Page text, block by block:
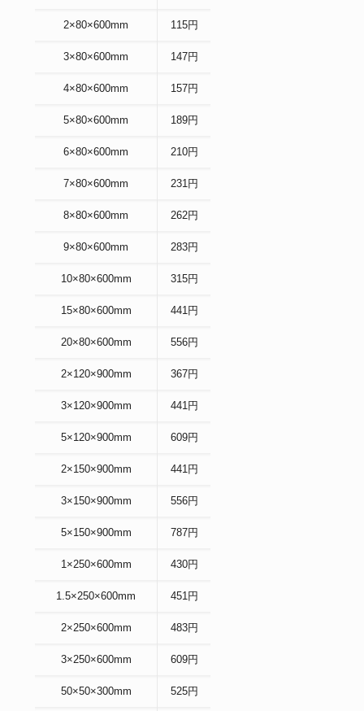
2×80×600mm 115円
3×80×600mm 147円
4×80×600mm 157円
5×80×600mm 189円
6×80×600mm 210円
7×80×600mm 231円
8×80×600mm 262円
9×80×600mm 283円
10×80×600mm 315円
15×80×600mm 441円
20×80×600mm 556円
2×120×900mm 367円
3×120×900mm 441円
5×120×900mm 609円
2×150×900mm 441円
3×150×900mm 556円
5×150×900mm 787円
1×250×600mm 430円
1.5×250×600mm 451円
2×250×600mm 483円
3×250×600mm 609円
50×50×300mm 525円